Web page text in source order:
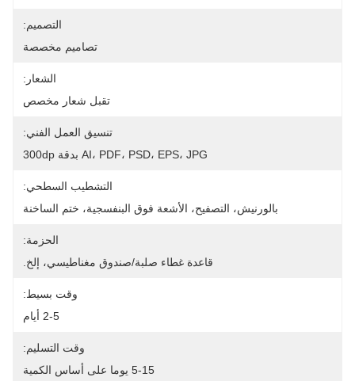
التصميم:
تصاميم مخصصة
الشعار:
تقبل شعار مخصص
تنسيق العمل الفني:
AI، PDF، PSD، EPS، JPG بدقة 300dp
التشطيب السطحي:
بالورنيش، التصفيح، الأشعة فوق البنفسجية، ختم الساخنة
الحزمة:
قاعدة غطاء صلبة/صندوق مغناطيسي، إلخ.
وقت بسيط:
2-5 أيام
وقت التسليم:
5-15 يوما على أساس الكمية